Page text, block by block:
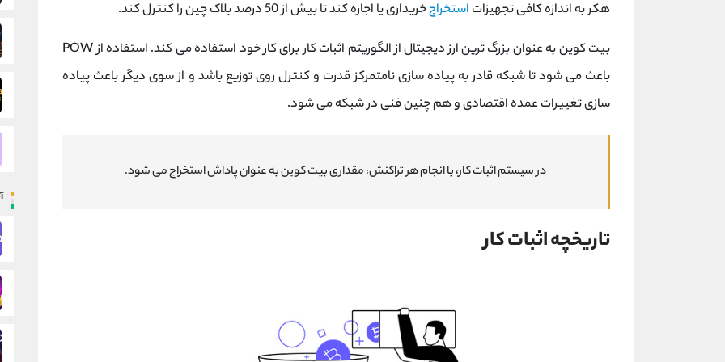
هکر به اندازه کافی تجهیزات استخراجخریداری یا اجاره کند تا بیش از 50 درصد بلاک چین را کنترل کند.
بیت کوین به عنوان بزرگ ترین ارز دیجیتال از الگوریتم اثبات کار برای کار خود استفاده می کند. استفاده از POW
باعث می شود تا شبکه قادر به پیاده سازی نامتمرکز قدرت و کنترل روی توزیع باشد و از سوی دیگر باعث پیاده
سازی تغییرات عمده اقتصادی و هم چنین فنی در شبکه می شود.
در سیستم اثبات کار، با انجام هر تراکنش، مقداری بیت کوین به عنوان پاداش استخراج می شود.
تاریخچه اثبات کار